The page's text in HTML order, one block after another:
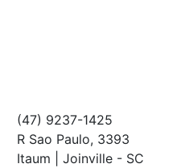
(47) 9237-1425
R Sao Paulo, 3393
Itaum | Joinville - SC